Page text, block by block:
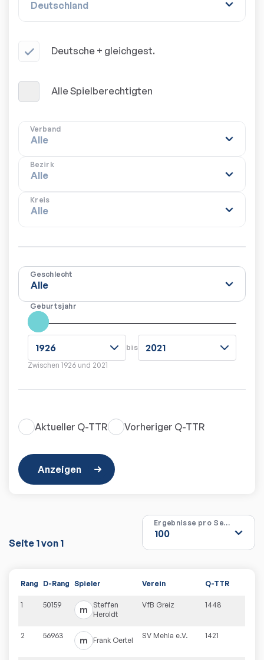
Deutsche + gleichgest.
Alle Spielberechtigten
Verband
Bezirk
Kreis
Geschlecht
Geburtsjahr
bis
Zwischen 1926 und 2021
Aktueller Q-TTR Vorheriger Q-TTR
Anzeigen
Seite 1von 1
Ergebnisse pro Seite
Rang D-Rang Spieler Verein Q-TTR
1 50159 m
Steffen
Heroldt
VfB Greiz 1448
2 56963 m Frank Oertel
SV Mehla e.V. 1421